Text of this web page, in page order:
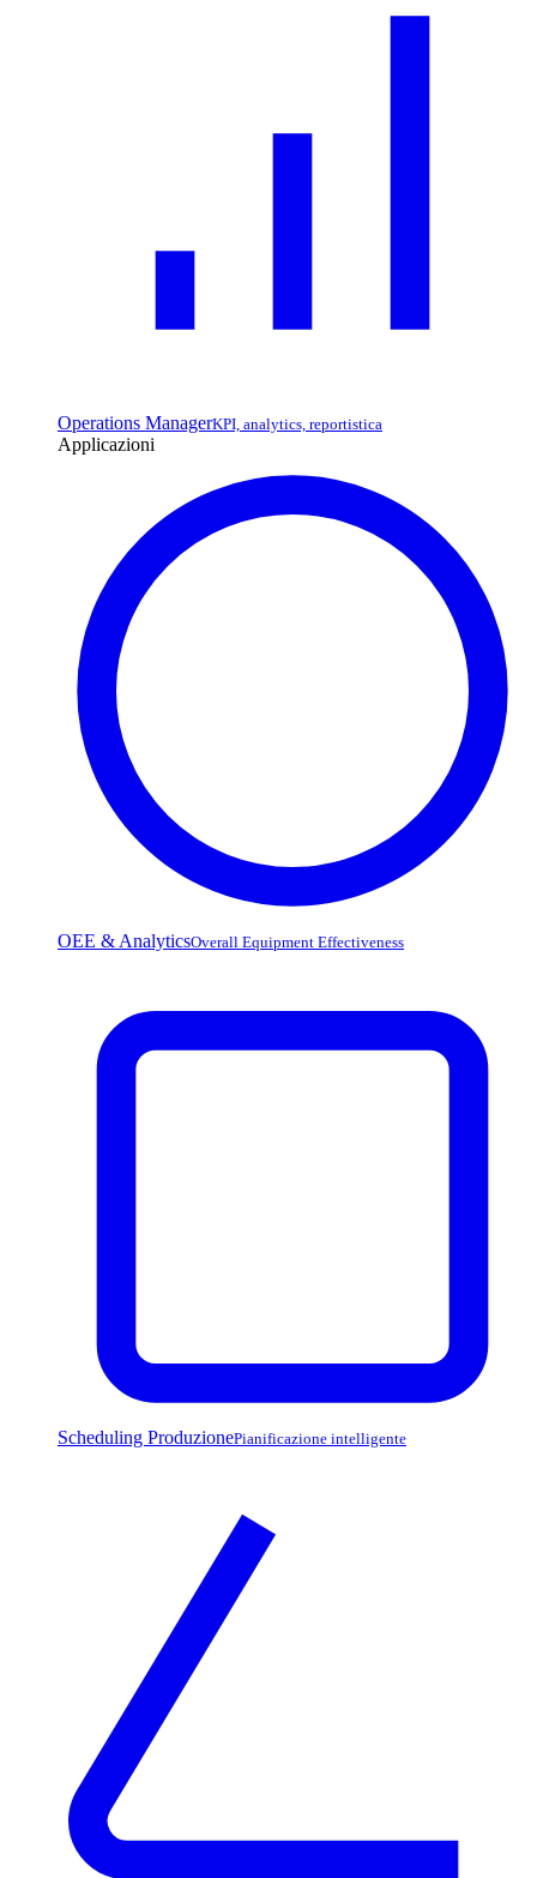
Operations ManagerKPI, analytics, reportistica
Applicazioni
OEE & AnalyticsOverall Equipment Effectiveness
Scheduling ProduzionePianificazione intelligente